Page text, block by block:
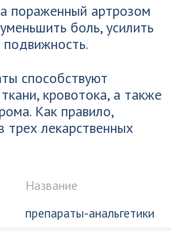
пораженный артрозом
боль, усилить
способствуют
кровотока, а также
Как правило,
трех лекарственных
Название
препараты-анальгетики